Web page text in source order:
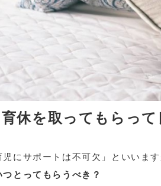
休を取ってもらっ
児にサポートは不可欠」といいま
つとってもらうべき？